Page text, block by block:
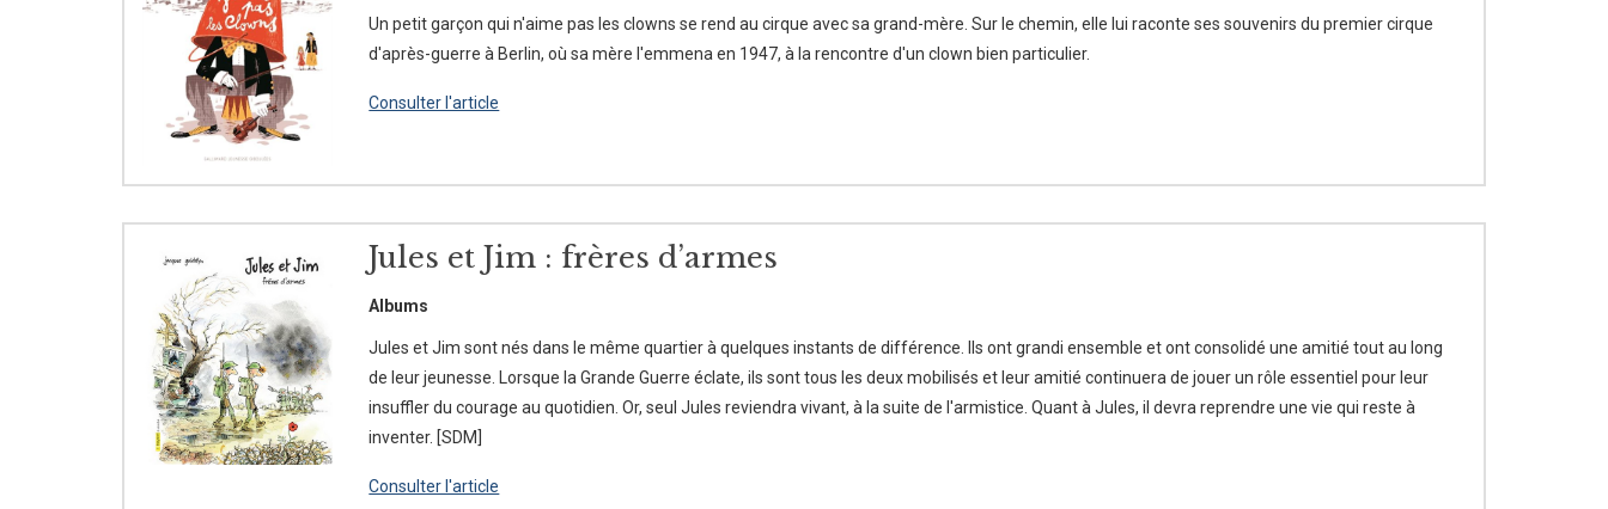
Un petit garçon qui n'aime pas les clowns se rend au cirque avec sa grand-mère. Sur le chemin, elle lui raconte ses souvenirs du premier cirque
d'après-guerre à Berlin, où sa mère l'emmena en 1947, à la rencontre d'un clown bien particulier.
Consulter l'article
Jules et Jim : frères d’armes
Albums
Jules et Jim sont nés dans le même quartier à quelques instants de différence. Ils ont grandi ensemble et ont consolidé une amitié tout au long
de leur jeunesse. Lorsque la Grande Guerre éclate, ils sont tous les deux mobilisés et leur amitié continuera de jouer un rôle essentiel pour leur
insuffler du courage au quotidien. Or, seul Jules reviendra vivant, à la suite de l'armistice. Quant à Jules, il devra reprendre une vie qui reste à
inventer. [SDM]
Consulter l'article